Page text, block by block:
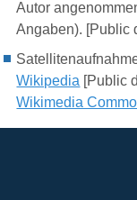
Autor
Angaben). [Public
Wikipedia [Public
Wikimedia